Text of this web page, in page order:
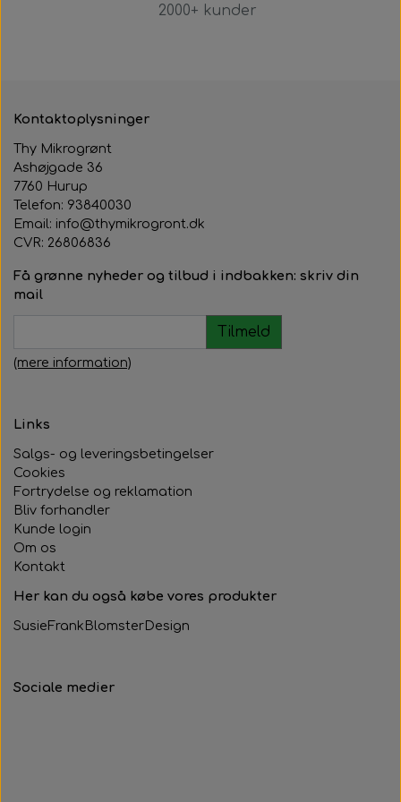
2000+ kunder
Kontaktoplysninger
Thy Mikrogrønt
Ashøjgade 36
7760 Hurup
Telefon: 93840030
Email: info@thymikrogront.dk
CVR: 26806836
Få grønne nyheder og tilbud i indbakken: skriv din
mail
Tilmeld
(mere information)
Links
Salgs- og leveringsbetingelser
Cookies
Fortrydelse og reklamation
Bliv forhandler
Kunde login
Om os
Kontakt
Her kan du også købe vores produkter
SusieFrankBlomsterDesign
Sociale medier